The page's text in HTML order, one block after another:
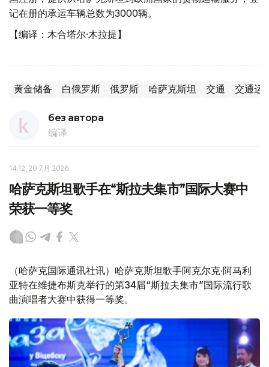
记在册的承运车辆总数为3000辆。
【编译：木合塔尔·木拉提】
黄金储备 白俄罗斯 俄罗斯 哈萨克斯坦 交通 交通运
без автора
编译
14:12, 20 7月 2026
哈萨克斯坦歌手在“斯拉夫集市”国际大赛中
荣获一等奖
（哈萨克国际通讯社讯）哈萨克斯坦歌手阿克尔克·阿马利
亚特在维捷布斯克举行的第34届“斯拉夫集市”国际流行歌
曲演唱者大赛中获得一等奖。